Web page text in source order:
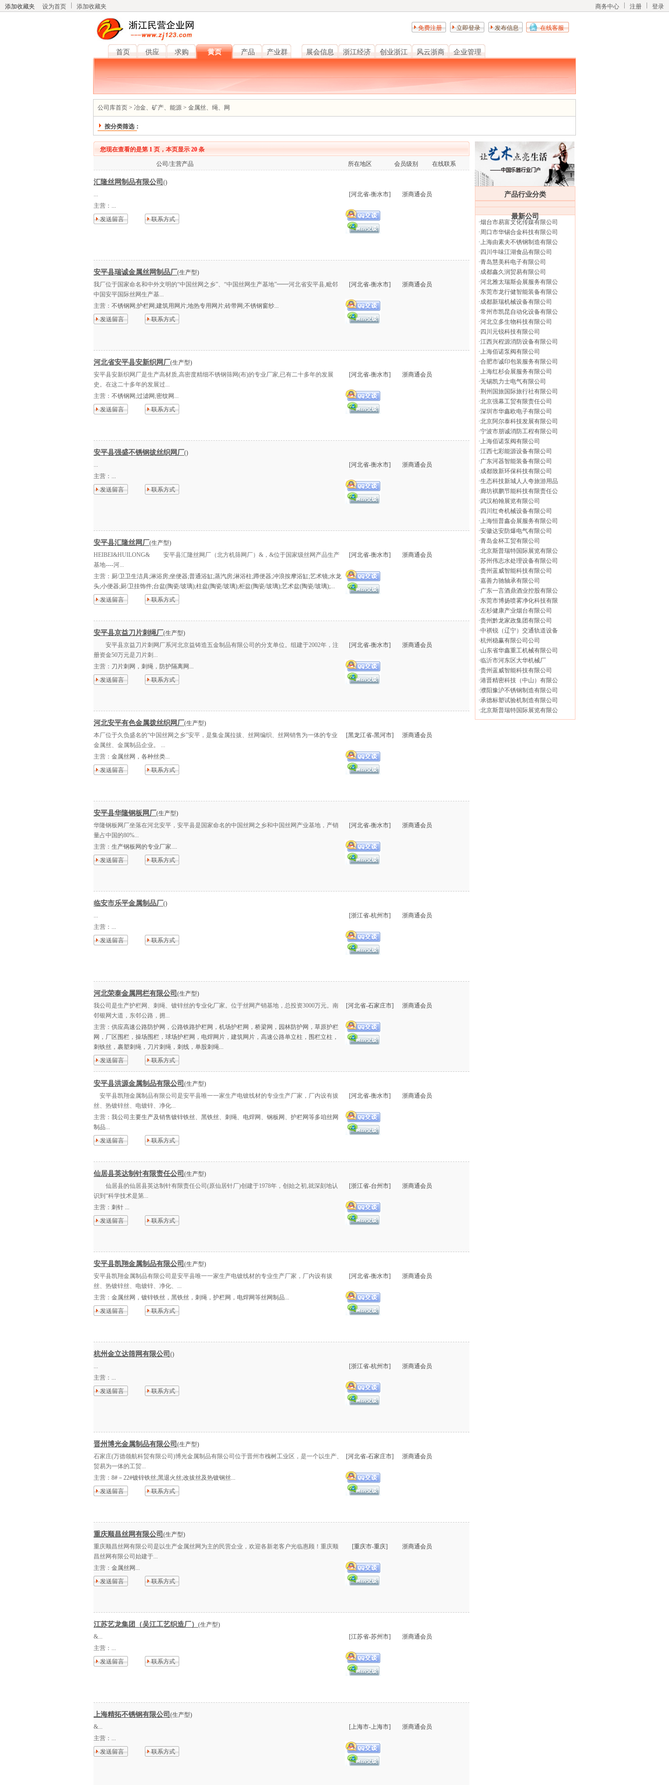
添加收藏夹 设为首页 添加收藏夹 登录
注册
商务中心
免费注册 立即登录 发布信息 在线客服
首页 供应 求购 黄页 产品 产业群 展会信息 浙江经济 创业浙江 风云浙商 企业管理
公司库首页 > 冶金、矿产、能源 > 金属丝、绳、网
按分类筛选：
您现在查看的是第 1 页，本页显示 20 条
公司/主营产品 所在地区 会员级别 在线联系
汇隆丝网制品有限公司 ()
...
主营： ...
发送留言
联系方式
[河北省-衡水市] 浙商通会员
安平县瑞诚金属丝网制品厂(生产型)
我厂位于国家命名和中外文明的“中国丝网之乡”、“中国丝网生产基地”━━河北省安平县,毗邻
中国安平国际丝网生产基...
主营： 不锈钢网;护栏网;建筑用网片;地热专用网片;砖带网;不锈钢窗纱...
发送留言
联系方式
[河北省-衡水市] 浙商通会员
河北省安平县安新织网厂(生产型)
安平县安新织网厂是生产高材质,高密度精细不锈钢筛网(布)的专业厂家,已有二十多年的发展
史。在这二十多年的发展过...
主营： 不锈钢网;过滤网;密纹网...
发送留言
联系方式
[河北省-衡水市] 浙商通会员
安平县强盛不锈钢拔丝织网厂()
...
主营： ...
发送留言
联系方式
[河北省-衡水市] 浙商通会员
安平县汇隆丝网厂(生产型)
HEIBEI&HUILONG& 安平县汇隆丝网厂（北方机筛网厂）&，&位于国家级丝网产品生产
基地----河...
主营： 厨/卫卫生洁具;淋浴房;坐便器;普通浴缸;蒸汽房;淋浴柱;蹲便器;冲浪按摩浴缸;艺术镜;水龙
头;小便器;厨/卫挂饰件;台盆(陶瓷/玻璃);柱盆(陶瓷/玻璃);柜盆(陶瓷/玻璃);艺术盆(陶瓷/玻璃);...
发送留言
联系方式
[河北省-衡水市] 浙商通会员
安平县京益刀片刺绳厂(生产型)
安平县京益刀片刺网厂系河北京益铸造五金制品有限公司的分支单位。组建于2002年，注
册资金50万元是刀片刺...
主营： 刀片刺网，刺绳，防护隔离网...
发送留言
联系方式
[河北省-衡水市] 浙商通会员
河北安平有色金属拨丝织网厂(生产型)
本厂位于久负盛名的“中国丝网之乡”安平，是集金属拉拔、丝网编织、丝网销售为一体的专业
金属丝、金属制品企业。 ...
主营： 金属丝网，各种丝类...
发送留言
联系方式
[黑龙江省-黑河市] 浙商通会员
安平县华隆钢板网厂(生产型)
华隆钢板网厂坐落在河北安平，安平县是国家命名的中国丝网之乡和中国丝网产业基地，产销
量占中国的80%...
主营： 生产钢板网的专业厂家....
发送留言
联系方式
[河北省-衡水市] 浙商通会员
临安市乐平金属制品厂()
...
主营： ...
发送留言
联系方式
[浙江省-杭州市] 浙商通会员
河北荣泰金属网栏有限公司 (生产型)
我公司是生产护栏网、刺绳、镀锌丝的专业化厂家。位于丝网产销基地，总投资3000万元。南
邻银网大道，东邻公路，拥...
主营： 供应高速公路防护网，公路铁路护栏网，机场护栏网，桥梁网，园林防护网，草原护栏
网，厂区围栏，操场围栏，球场护栏网，电焊网片，建筑网片，高速公路单立柱，围栏立柱，
刺铁丝，裹塑刺绳，刀片刺绳，刺线，单股刺绳...
发送留言
联系方式
[河北省-石家庄市] 浙商通会员
安平县洪源金属制品有限公司 (生产型)
安平县凯翔金属制品有限公司是安平县唯一一家生产电镀线材的专业生产厂家，厂内设有拔
丝、热镀锌丝、电镀锌、净化...
主营： 我公司主要生产及销售镀锌铁丝、黑铁丝、刺绳、电焊网、钢板网、护栏网等多咱丝网
制品...
发送留言
联系方式
[河北省-衡水市] 浙商通会员
仙居县英达制针有限责任公司 (生产型)
仙居县的仙居县英达制针有限责任公司(原仙居针厂)创建于1978年，创始之初,就深刻地认
识到“科学技术是第...
主营： 刺针 ...
发送留言
联系方式
[浙江省-台州市] 浙商通会员
安平县凯翔金属制品有限公司 (生产型)
安平县凯翔金属制品有限公司是安平县唯一一家生产电镀线材的专业生产厂家，厂内设有拔
丝、热镀锌丝、电镀锌、净化、...
主营： 金属丝网，镀锌铁丝，黑铁丝，刺绳，护栏网，电焊网等丝网制品...
发送留言
联系方式
[河北省-衡水市] 浙商通会员
杭州金立达筛网有限公司 ()
...
主营： ...
发送留言
联系方式
[浙江省-杭州市] 浙商通会员
晋州博光金属制品有限公司 (生产型)
石家庄(万德领航科贸有限公司)博光金属制品有限公司位于晋州市槐树工业区，是一个以生产、
贸易为一体的工贸...
主营： 8#－22#镀锌铁丝;黑退火丝;改拔丝及热镀钢丝...
发送留言
联系方式
[河北省-石家庄市] 浙商通会员
重庆顺昌丝网有限公司 (生产型)
重庆顺昌丝网有限公司是以生产金属丝网为主的民营企业，欢迎各新老客户光临惠顾！重庆顺
昌丝网有限公司始建于...
主营： 金属丝网...
发送留言
联系方式
[重庆市-重庆] 浙商通会员
江苏艺龙集团（吴江工艺织造厂） (生产型)
&...
主营： ...
发送留言
联系方式
[江苏省-苏州市] 浙商通会员
上海精拓不锈钢有限公司 (生产型)
&...
主营： ...
发送留言
联系方式
[上海市-上海市] 浙商通会员
产品行业分类
最新公司
·烟台市易富文化传媒有限公司
·周口市华锡合金科技有限公司
·上海由素夫不锈钢制造有限公
· 四川牛味江湖食品有限公司
·青岛慧美科电子有限公司
·成都鑫久润贸易有限公司
·河北雅太瑞斯会展服务有限公
·东莞市龙行健智能装备有限公
·成都新瑞机械设备有限公司
·常州市凯昆自动化设备有限公
·河北立多生物科技有限公司
· 四川元锐科技有限公司
·江西兴程源消防设备有限公司
·上海佰诺泵阀有限公司
·合肥市诚印包装服务有限公司
·上海红杉会展服务有限公司
·无锡凯力士电气有限公司
·荆州国旅国际旅行社有限公司
·北京强幕工贸有限责任公司
·深圳市华鑫欧电子有限公司
·北京阿尔泰科技发展有限公司
·宁波市朋诚消防工程有限公司
·上海佰诺泵阀有限公司
·江西七彩能源设备有限公司
·广东河器智能装备有限公司
·成都致新环保科技有限公司
·生态科技新城人人夸旅游用品
·廊坊褀鹏节能科技有限责任公
·武汉柏翰展览有限公司
· 四川红奇机械设备有限公司
·上海恒普鑫会展服务有限公司
·安徽达安防爆电气有限公司
·青岛金杯工贸有限公司
·北京斯普瑞特国际展览有限公
·苏州伟志水处理设备有限公司
·贵州蓝威智能科技有限公司
·嘉善力驰轴承有限公司
·广东一言酒鼎酒业控股有限公
·东莞市博扬喷雾净化科技有限
·左杉健康产业烟台有限公司
·贵州黔龙家政集团有限公司
·中祺锐（辽宁）交通轨道设备
·杭州稳赢有限公司公司
·山东省华鑫重工机械有限公司
·临沂市河东区大华机械厂
·贵州蓝威智能科技有限公司
·港晋精密科技（中山）有限公
·濮阳豫沪不锈钢制造有限公司
·承德标塑试验机制造有限公司
·北京斯普瑞特国际展览有限公